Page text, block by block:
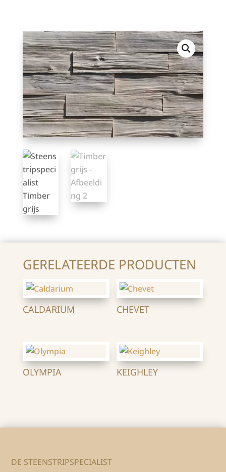
GERELATEERDE PRODUCTEN
CALDARIUM CHEVET
OLYMPIA KEIGHLEY
DE STEENSTRIPSPECIALIST